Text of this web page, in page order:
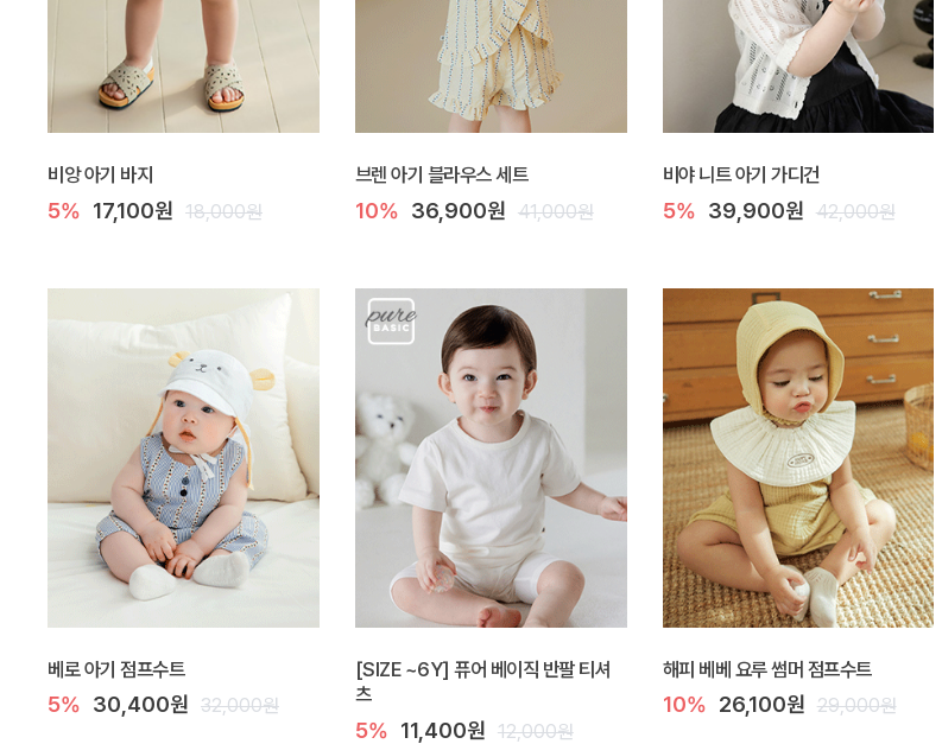
비앙 아기 바지
5% 17,100원 18,000원
브렌 아기 블라우스 세트
10% 36,900원 41,000원
비야 니트 아기 가디건
5% 39,900원 42,000원
베로 아기 점프수트
5% 30,400원 32,000원
[SIZE ~6Y] 퓨어 베이직 반팔 티셔
츠
5% 11,400원 12,000원
해피 베베 요루 썸머 점프수트
10% 26,100원 29,000원